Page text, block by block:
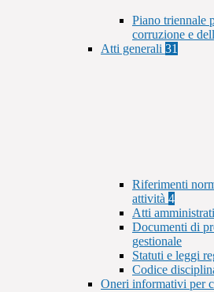
Piano triennale
corruzione e
Atti generali 31
Riferimenti
attività 4
Atti
Documenti di
gestionale
Statuti e leggi
Codice
Oneri informativi per